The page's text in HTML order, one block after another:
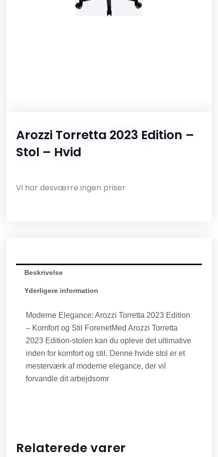
Arozzi Torretta 2023 Edition –
Stol – Hvid
Vi har desværre ingen priser
Beskrivelse
Yderligere information
Moderne Elegance: Arozzi Torretta 2023 Edition
– Komfort og Stil ForenetMed Arozzi Torretta
2023 Edition-stolen kan du opleve det ultimative
inden for komfort og stil. Denne hvide stol er et
mesterværk af moderne elegance, der vil
forvandle dit arbejdsomr
Relaterede varer